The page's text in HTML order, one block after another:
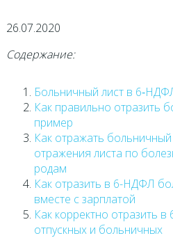
26.07.2020
Содержание:
Больничный лист в
Как правильно
пример
Как отражать
отражения листа по
родам
Как отразить в 6-НДФЛ
вместе с зарплатой
Как корректно отразить
отпускных и больничных